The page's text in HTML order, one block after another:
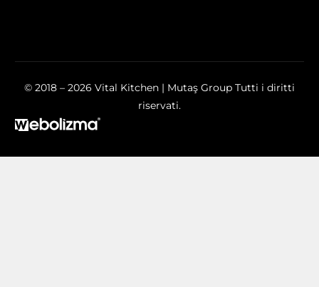
© 2018 – 2026 Vital Kitchen | Mutaş Group Tutti i diritti
riservati.